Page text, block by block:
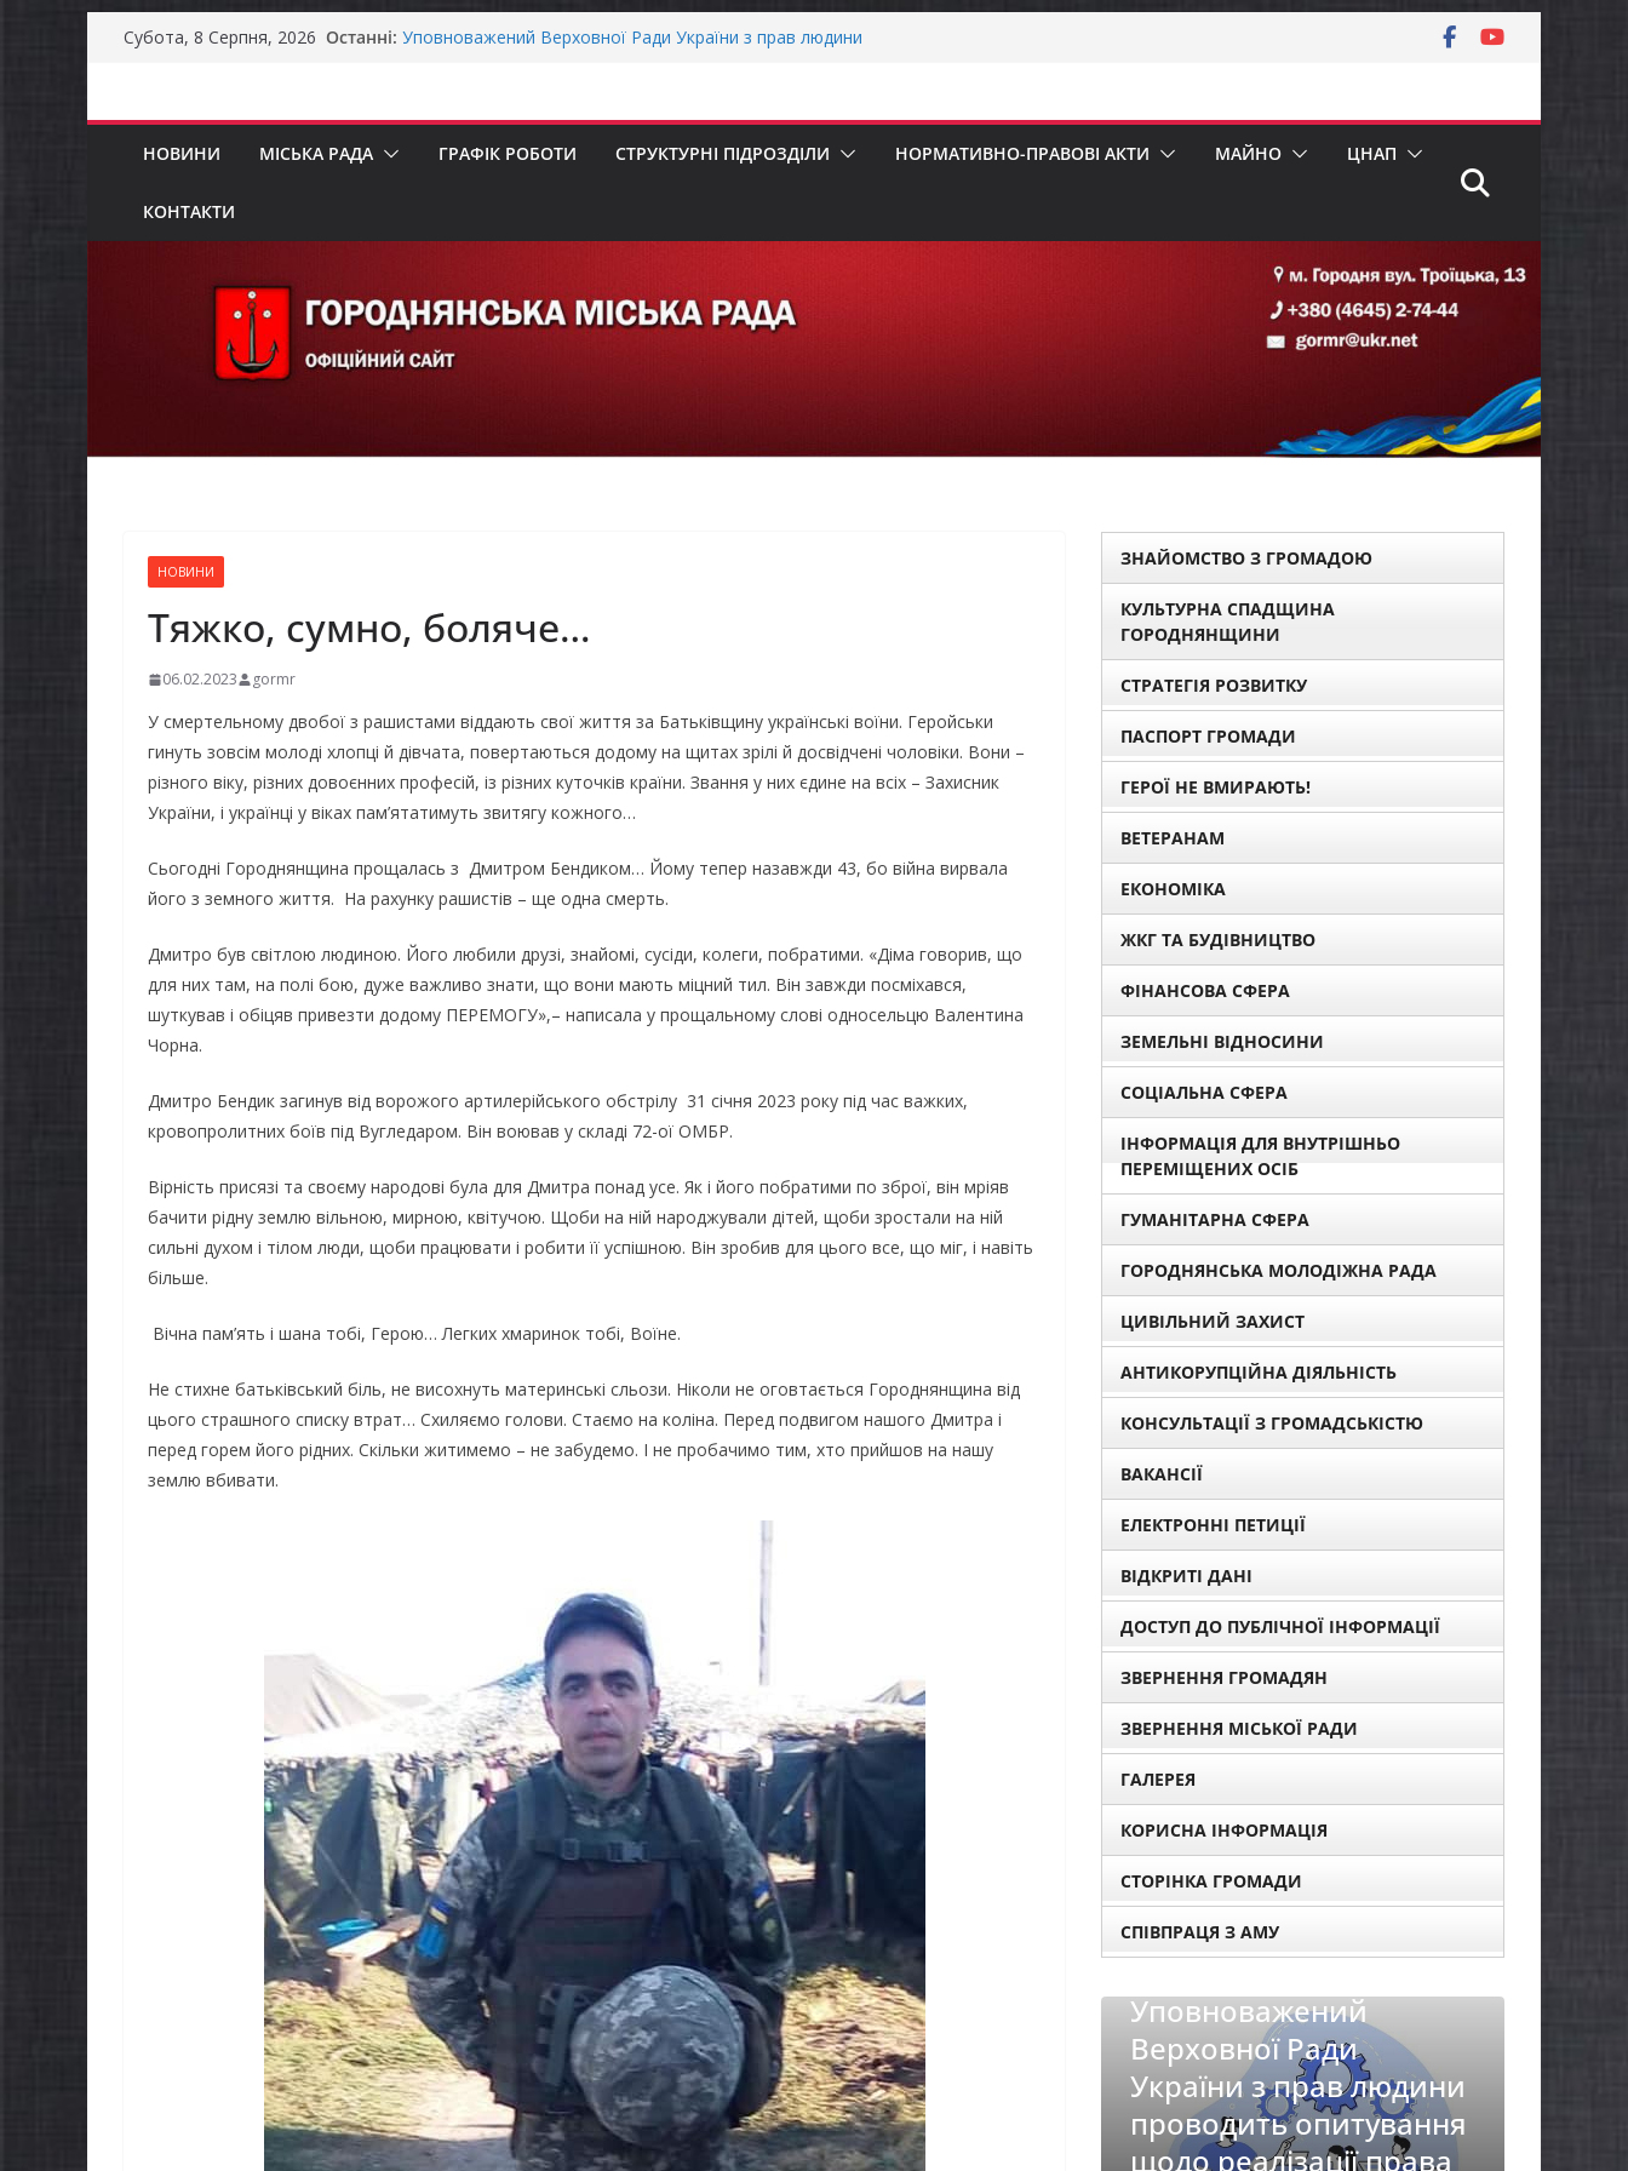
Перейти
Субота, 8 Серпня, 2026 Останні: ветеранського бізнесу
інвалідністю на працю
Батьки майбутніх першокласників уже можуть оформити
НОВИНИ МІСЬКА РАДА ГРАФІК РОБОТИ СТРУКТУРНІ ПІДРОЗДІЛИ НОРМАТИВНО-ПРАВОВІ АКТИ МАЙНО ЦНАП
КОНТАКТИ
НОВИНИ
Тяжко, сумно, боляче…
06.02.2023 gormr
У смертельному двобої з рашистами віддають свої життя за Батьківщину українські воїни. Геройськи
гинуть зовсім молоді хлопці й дівчата, повертаються додому на щитах зрілі й досвідчені чоловіки. Вони –
різного віку, різних довоєнних професій, із різних куточків країни. Звання у них єдине на всіх – Захисник
України, і українці у віках пам’ятатимуть звитягу кожного…
Сьогодні Городнянщина прощалась з Дмитром Бендиком… Йому тепер назавжди 43, бо війна вирвала
його з земного життя. На рахунку рашистів – ще одна смерть.
Дмитро був світлою людиною. Його любили друзі, знайомі, сусіди, колеги, побратими. «Діма говорив, що
для них там, на полі бою, дуже важливо знати, що вони мають міцний тил. Він завжди посміхався,
шуткував і обіцяв привезти додому ПЕРЕМОГУ»,– написала у прощальному слові односельцю Валентина
Чорна.
Дмитро Бендик загинув від ворожого артилерійського обстрілу 31 січня 2023 року під час важких,
кровопролитних боїв під Вугледаром. Він воював у складі 72-ої ОМБР.
Вірність присязі та своєму народові була для Дмитра понад усе. Як і його побратими по зброї, він мріяв
бачити рідну землю вільною, мирною, квітучою. Щоби на ній народжували дітей, щоби зростали на ній
сильні духом і тілом люди, щоби працювати і робити її успішною. Він зробив для цього все, що міг, і навіть
більше.
Вічна пам’ять і шана тобі, Герою… Легких хмаринок тобі, Воїне.
Не стихне батьківський біль, не висохнуть материнські сльози. Ніколи не оговтається Городнянщина від
цього страшного списку втрат… Схиляємо голови. Стаємо на коліна. Перед подвигом нашого Дмитра і
перед горем його рідних. Скільки житимемо – не забудемо. І не пробачимо тим, хто прийшов на нашу
землю вбивати.
ЗНАЙОМСТВО З ГРОМАДОЮ
КУЛЬТУРНА СПАДЩИНА
ГОРОДНЯНЩИНИ
СТРАТЕГІЯ РОЗВИТКУ
ПАСПОРТ ГРОМАДИ
ГЕРОЇ НЕ ВМИРАЮТЬ!
ВЕТЕРАНАМ
ЕКОНОМІКА
ЖКГ ТА БУДІВНИЦТВО
ФІНАНСОВА СФЕРА
ЗЕМЕЛЬНІ ВІДНОСИНИ
СОЦІАЛЬНА СФЕРА
ІНФОРМАЦІЯ ДЛЯ ВНУТРІШНЬО
ПЕРЕМІЩЕНИХ ОСІБ
ГУМАНІТАРНА СФЕРА
ГОРОДНЯНСЬКА МОЛОДІЖНА РАДА
ЦИВІЛЬНИЙ ЗАХИСТ
АНТИКОРУПЦІЙНА ДІЯЛЬНІСТЬ
КОНСУЛЬТАЦІЇ З ГРОМАДСЬКІСТЮ
ВАКАНСІЇ
ЕЛЕКТРОННІ ПЕТИЦІЇ
ВІДКРИТІ ДАНІ
ДОСТУП ДО ПУБЛІЧНОЇ ІНФОРМАЦІЇ
ЗВЕРНЕННЯ ГРОМАДЯН
ЗВЕРНЕННЯ МІСЬКОЇ РАДИ
ГАЛЕРЕЯ
КОРИСНА ІНФОРМАЦІЯ
СТОРІНКА ГРОМАДИ
СПІВПРАЦЯ З АМУ
НОВИНИ
НОВИНИ
Уповноважений
Верховної Ради
України з прав людини
проводить опитування
щодо реалізації права
НОВИНИ